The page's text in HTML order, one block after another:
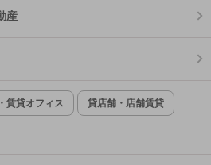
産
賃貸オフィス 貸店舗・店舗賃貸